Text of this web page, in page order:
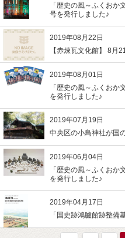
「歴史の風～ふくお
号を発行しました♪
2019年08月22日
【赤煉瓦文化館】 8月
2019年08月01日
「歴史の風～ふくお
を発行しました♪
2019年07月19日
中央区の小鳥神社が国
2019年06月04日
「歴史の風～ふくお
を発行しました♪
2019年04月17日
「国史跡鴻臚館跡整備